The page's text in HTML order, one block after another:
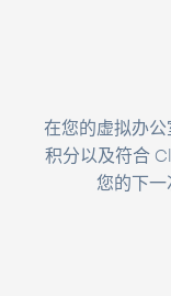
在您的虚拟办
积分以及符合
您的下一